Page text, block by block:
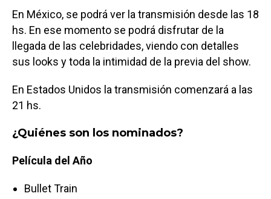
En México, se podrá ver la transmisión desde las 18
hs. En ese momento se podrá disfrutar de la
llegada de las celebridades, viendo con detalles
sus looks y toda la intimidad de la previa del show.
En Estados Unidos la transmisión comenzará a las
21 hs.
¿Quiénes son los nominados?
Película del Año
Bullet Train